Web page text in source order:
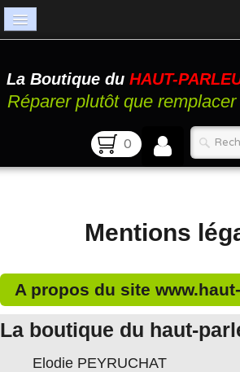
Catalogue
Atelier
La Boutique du HAUT-
Réparer plutôt que remplacer
0
Mentions
A propos du site
La boutique du haut-
Elodie PEYRUCHAT